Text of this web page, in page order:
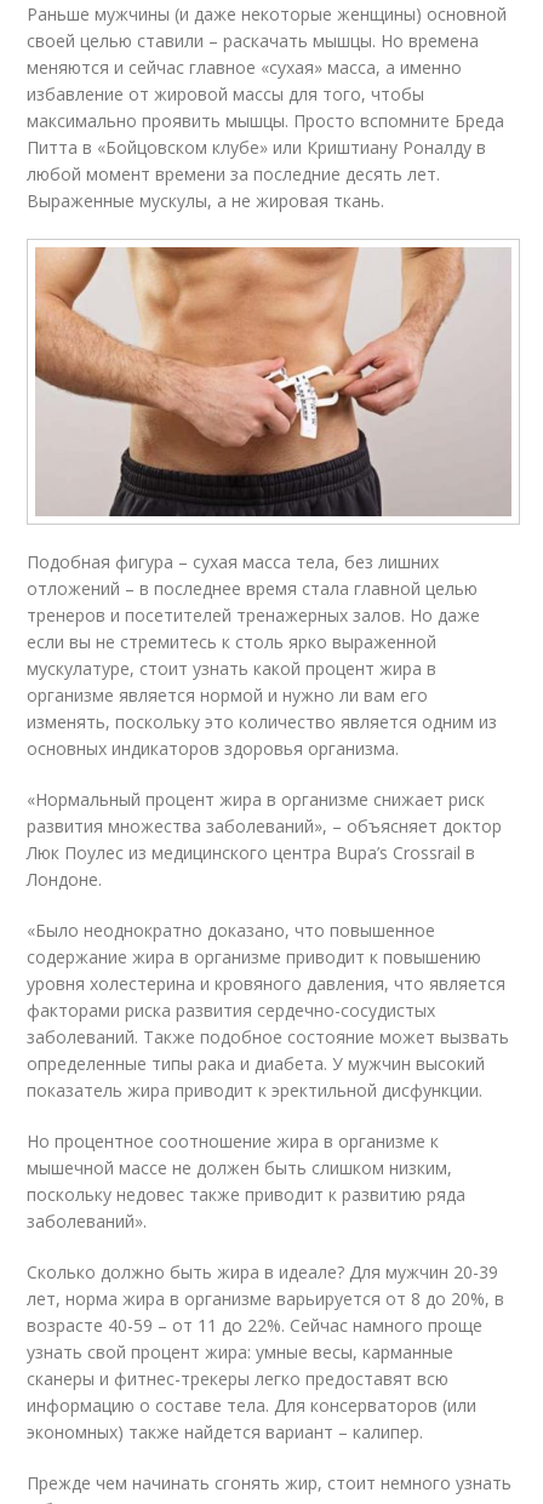
Раньше мужчины (и даже некоторые женщины) основной
своей целью ставили – раскачать мышцы. Но времена
меняются и сейчас главное «сухая» масса, а именно
избавление от жировой массы для того, чтобы
максимально проявить мышцы. Просто вспомните Бреда
Питта в «Бойцовском клубе» или Криштиану Роналду в
любой момент времени за последние десять лет.
Выраженные мускулы, а не жировая ткань.
Подобная фигура – сухая масса тела, без лишних
отложений – в последнее время стала главной целью
тренеров и посетителей тренажерных залов. Но даже
если вы не стремитесь к столь ярко выраженной
мускулатуре, стоит узнать какой процент жира в
организме является нормой и нужно ли вам его
изменять, поскольку это количество является одним из
основных индикаторов здоровья организма.
«Нормальный процент жира в организме снижает риск
развития множества заболеваний», – объясняет доктор
Люк Поулес из медицинского центра Bupa’s Crossrail в
Лондоне.
«Было неоднократно доказано, что повышенное
содержание жира в организме приводит к повышению
уровня холестерина и кровяного давления, что является
факторами риска развития сердечно-сосудистых
заболеваний. Также подобное состояние может вызвать
определенные типы рака и диабета. У мужчин высокий
показатель жира приводит к эректильной дисфункции.
Но процентное соотношение жира в организме к
мышечной массе не должен быть слишком низким,
поскольку недовес также приводит к развитию ряда
заболеваний».
Сколько должно быть жира в идеале? Для мужчин 20-39
лет, норма жира в организме варьируется от 8 до 20%, в
возрасте 40-59 – от 11 до 22%. Сейчас намного проще
узнать свой процент жира: умные весы, карманные
сканеры и фитнес-трекеры легко предоставят всю
информацию о составе тела. Для консерваторов (или
экономных) также найдется вариант – калипер.
Прежде чем начинать сгонять жир, стоит немного узнать